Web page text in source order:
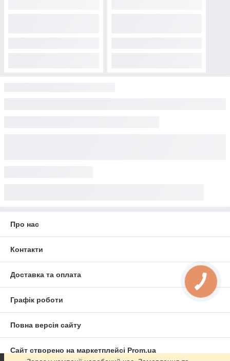
Про нас
Контакти
Доставка та оплата
Графік роботи
Повна версія сайту
Сайт створено на маркетплейсі Prom.ua